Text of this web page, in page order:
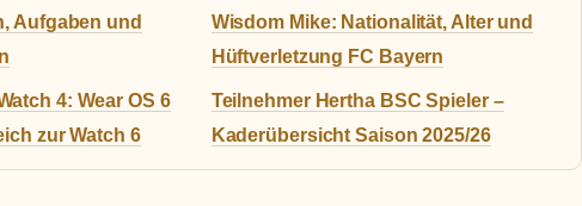
Aufgaben und
Wisdom Mike: Nationalität, Alter und
Hüftverletzung FC Bayern
4: Wear OS 6
zur Watch 6
Teilnehmer Hertha BSC Spieler –
Kaderübersicht Saison 2025/26